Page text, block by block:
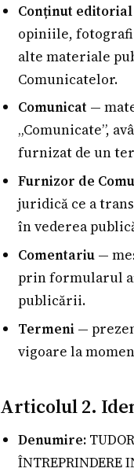
Conținut editorial
opiniile,
alte materiale
Comunicatelor.
Comunicat —
„Comunicate”,
furnizat de un
Furnizor de
juridică ce a
în vederea
Comentariu—
prin formularul
publicării.
Termeni—
vigoare la
Articolul 2.
Denumire:
ÎNTREPRINDERE